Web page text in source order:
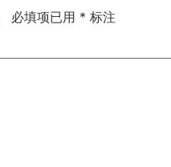
必填项已用 * 标注